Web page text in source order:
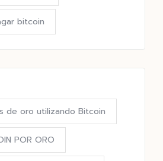
bitcoin
de oro utilizando Bitcoin
POR ORO